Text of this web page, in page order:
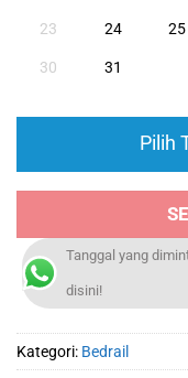
23 24 25
30 31
Pilih
Tanggal yang
disini!
Kategori: Bedrail